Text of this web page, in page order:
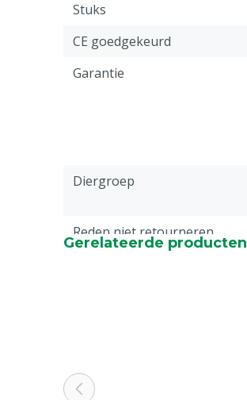
Stuks
CE goedgekeurd
Garantie
Diergroep
Reden niet retourneren
Gerelateerde producten